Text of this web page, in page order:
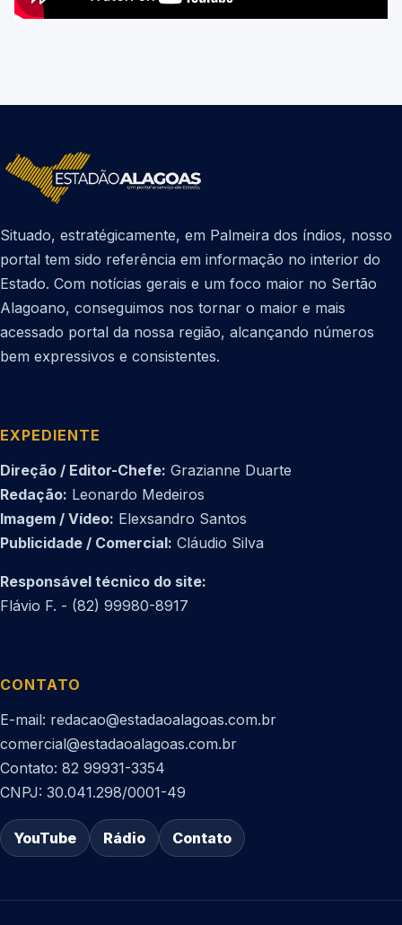
Situado, estratégicamente, em Palmeira dos índios, nosso
portal tem sido referência em informação no interior do
Estado. Com notícias gerais e um foco maior no Sertão
Alagoano, conseguimos nos tornar o maior e mais
acessado portal da nossa região, alcançando números
bem expressivos e consistentes.
EXPEDIENTE
Direção / Editor-Chefe: Grazianne Duarte
Redação: Leonardo Medeiros
Imagem / Vídeo: Elexsandro Santos
Publicidade / Comercial: Cláudio Silva
Responsável técnico do site:
Flávio F. - (82) 99980-8917
CONTATO
E-mail: redacao@estadaoalagoas.com.br
comercial@estadaoalagoas.com.br
Contato: 82 99931-3354
CNPJ: 30.041.298/0001-49
YouTube Rádio Contato